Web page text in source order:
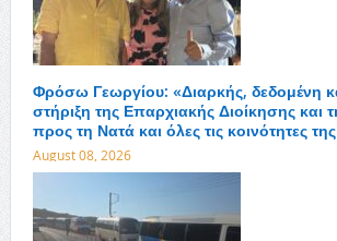
Φρόσω Γεωργίου: «Διαρκής, δεδομένη
στήριξη της Επαρχιακής Διοίκησης και
προς τη Νατά και όλες τις κοινότητες
August 08, 2026